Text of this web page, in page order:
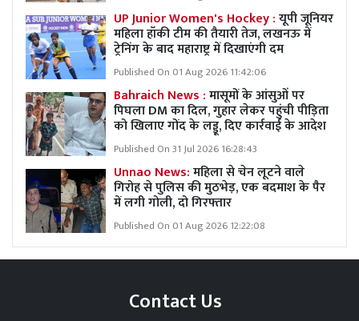
UP Junior Women's Hockey :यूपी जूनियर
महिला हॉकी टीम की तैयारी तेज, लखनऊ में
ट्रेनिंग के बाद महाराष्ट्र में दिखाएंगी दम
Published On 01 Aug 2026 11:42:06
Bahraich News :मासूमों के आंसुओं पर
पिघला DM का दिल, गुहार लेकर पहुंची पीड़िता
को खिलाए गोंद के लड्डू, दिए कार्रवाई के आदेश
Published On 31 Jul 2026 16:28:43
Unnao News:महिला से चेन लूटने वाले
गिरोह से पुलिस की मुठभेड़, एक बदमाश के पैर
में लगी गोली, दो गिरफ्तार
Published On 01 Aug 2026 12:22:08
Contact Us